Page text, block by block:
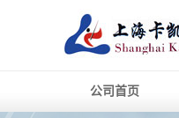
公司首页